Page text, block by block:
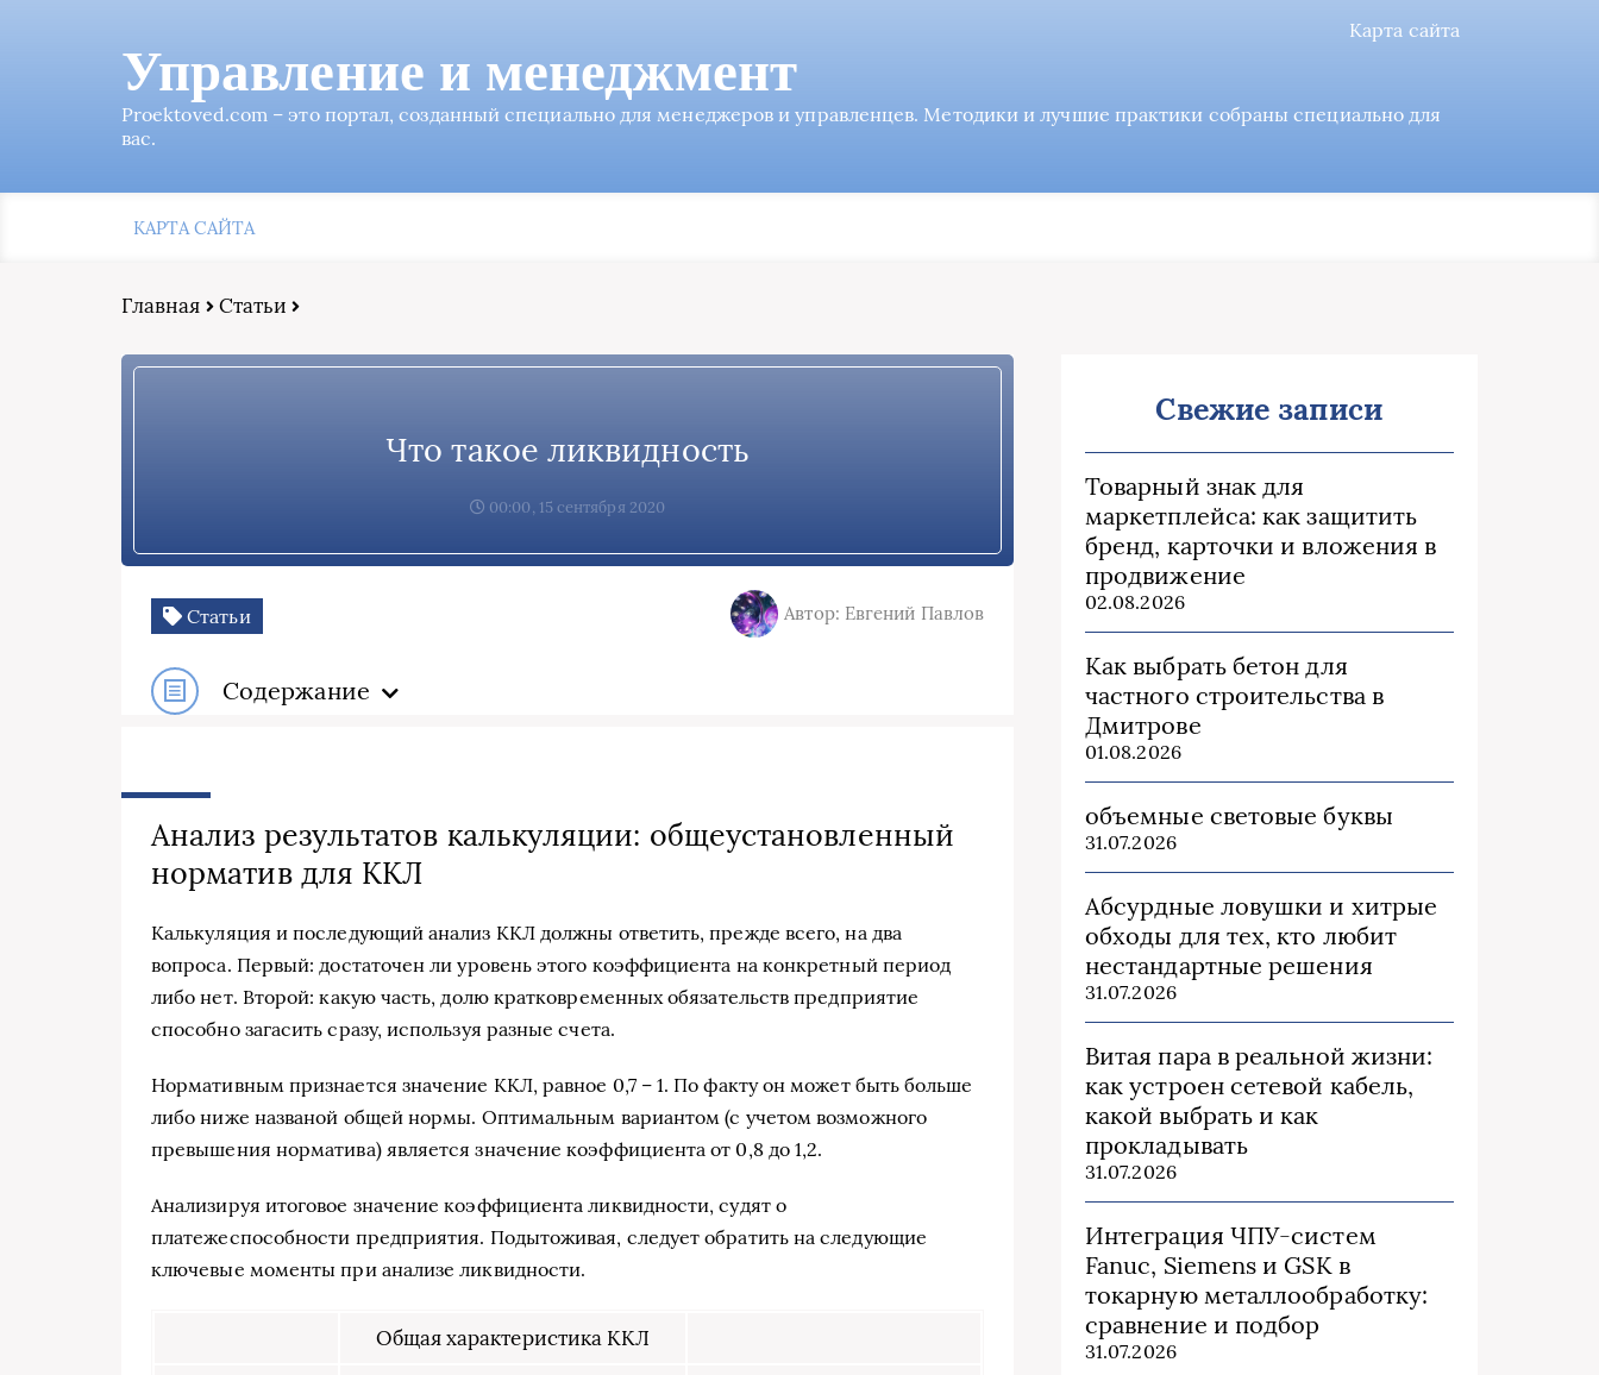
Карта сайта
Управление и менеджмент
Proektoved.com – это портал, созданный специально для менеджеров и управленцев. Методики и лучшие практики собраны специально для
вас.
КАРТА САЙТА
Главная Статьи
Что такое ликвидность
00:00, 15 сентября 2020
Статьи Автор: Евгений Павлов
Содержание
Анализ результатов калькуляции: общеустановленный
норматив для ККЛ
Калькуляция и последующий анализ ККЛ должны ответить, прежде всего, на два
вопроса. Первый: достаточен ли уровень этого коэффициента на конкретный период
либо нет. Второй: какую часть, долю кратковременных обязательств предприятие
способно загасить сразу, используя разные счета.
Нормативным признается значение ККЛ, равное 0,7 – 1. По факту он может быть больше
либо ниже названой общей нормы. Оптимальным вариантом (с учетом возможного
превышения норматива) является значение коэффициента от 0,8 до 1,2.
Анализируя итоговое значение коэффициента ликвидности, судят о
платежеспособности предприятия. Подытоживая, следует обратить на следующие
ключевые моменты при анализе ликвидности.
Общая характеристика ККЛ
Свежие записи
Товарный знак для
маркетплейса: как защитить
бренд, карточки и вложения в
продвижение
02.08.2026
Как выбрать бетон для
частного строительства в
Дмитрове
01.08.2026
объемные световые буквы
31.07.2026
Абсурдные ловушки и хитрые
обходы для тех, кто любит
нестандартные решения
31.07.2026
Витая пара в реальной жизни:
как устроен сетевой кабель,
какой выбрать и как
прокладывать
31.07.2026
Интеграция ЧПУ-систем
Fanuc, Siemens и GSK в
токарную металлообработку:
сравнение и подбор
31.07.2026